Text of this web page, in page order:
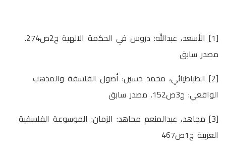
[1] الأسعد، عبدالله: دروس في الحكمة الالهية ج2ص274.
مصدر سابق
[2] الطباطيائي، محمد حسين: أصول الفلسفة والمذهب
الواقعي: ج3ص152. مصدر سابق
[3] مجاهد، عبدالمنعم مجاهد: الزمان: الموسوعة الفلسفية
العربية ج1ص467